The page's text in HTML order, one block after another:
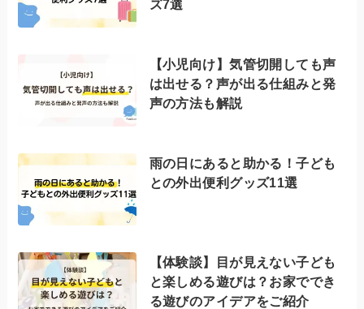
ズ7選
【小児向け】気管切開しても声
は出せる？声が出る仕組みと発
声の方法も解説
雨の日にあると助かる！子ども
との外出便利グッズ11選
【体験談】目が見えない子ども
と楽しめる遊びは？お家ででき
る遊びのアイデアをご紹介